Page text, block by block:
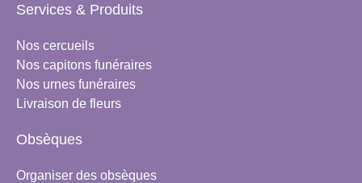
Services & Produits
Nos cercueils
Nos capitons funéraires
Nos urnes funéraires
Livraison de fleurs
Obsèques
Organiser des obsèques